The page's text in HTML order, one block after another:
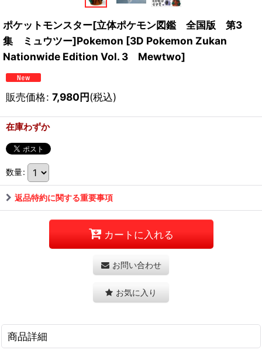
ポケットモンスター[立体ポケモン図鑑 全国版 第3
集 ミュウツー]Pokemon [3D Pokemon Zukan
Nationwide Edition Vol. 3 Mewtwo]
販売価格: 7,980円(税込)
在庫わずか
数量:
返品特約に関する重要事項
カートに入れる
お問い合わせ
お気に入り
商品詳細